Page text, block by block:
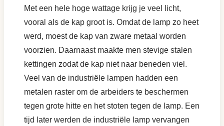
Met een hele hoge wattage krijg je veel licht,
vooral als de kap groot is. Omdat de lamp zo heet
werd, moest de kap van zware metaal worden
voorzien. Daarnaast maakte men stevige stalen
kettingen zodat de kap niet naar beneden viel.
Veel van de industriële lampen hadden een
metalen raster om de arbeiders te beschermen
tegen grote hitte en het stoten tegen de lamp. Een
tijd later werden de industriële lamp vervangen